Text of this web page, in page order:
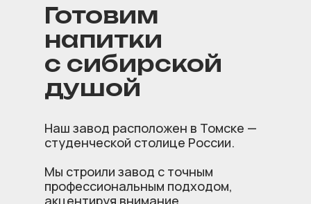
Готовим
напитки
с сибирской
душой
Наш завод расположен в Томске —
студенческой столице России.
Мы строили завод с точным
профессиональным подходом,
акцентируя внимание